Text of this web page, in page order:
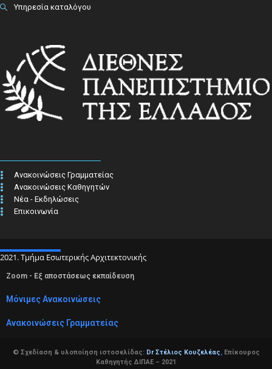
Υπηρεσία καταλόγου
Ανακοινώσεις Γραμματείας
Ανακοινώσεις Καθηγητών
Νέα - Εκδηλώσεις
Επικοινωνία
2021. Τμήμα Εσωτερικής Αρχιτεκτονικής
Zoom - Εξ αποστάσεως εκπαίδευση
Μόνιμες Ανακοινώσεις
Ανακοινώσεις Γραμματείας
© Σχεδίαση & υλοποίηση ιστοσελίδας: Dr Στέλιος Κουζελέας,Επίκουρος
Καθηγητής ΔΙΠΑΕ – 2021